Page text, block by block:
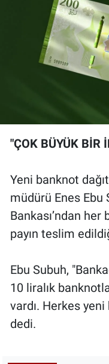
"ÇOK BÜYÜK BİR
Yeni banknot
müdürü Enes Ebu
Bankası’ndan
payın teslim
Ebu Subuh,
10 liralık
vardı. Herkes
dedi.